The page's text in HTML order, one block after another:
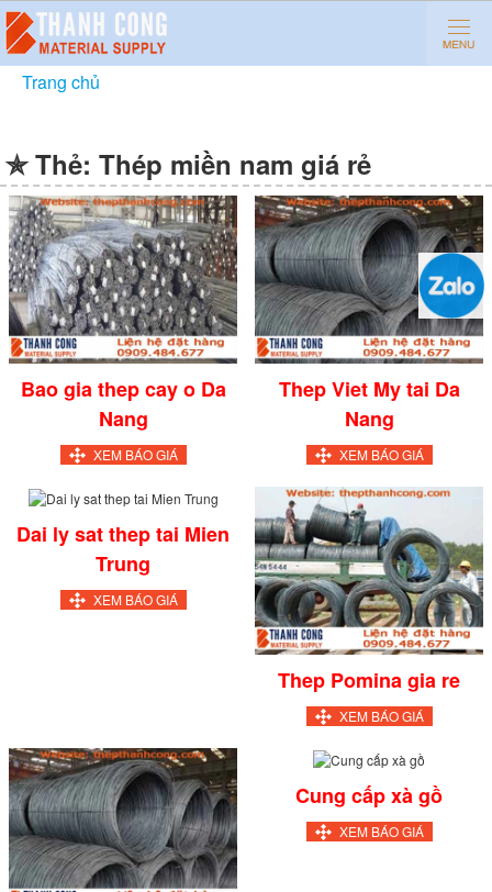
Trang chủ
✯ Thẻ: Thép miền nam giá rẻ
Bao gia thep cay o Da
Nang
XEM BÁO GIÁ
Thep Viet My tai Da
Nang
XEM BÁO GIÁ
Dai ly sat thep tai Mien
Trung
XEM BÁO GIÁ
Thep Pomina gia re
XEM BÁO GIÁ
Cung cấp xà gồ
XEM BÁO GIÁ